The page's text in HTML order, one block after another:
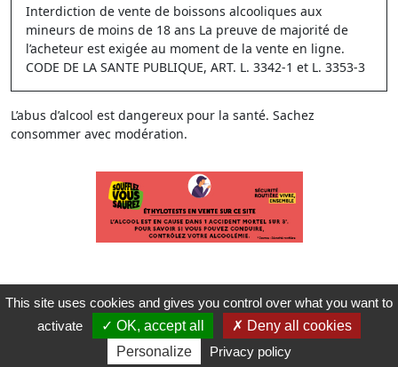
Interdiction de vente de boissons alcooliques aux
mineurs de moins de 18 ans La preuve de majorité de
l’acheteur est exigée au moment de la vente en ligne.
CODE DE LA SANTE PUBLIQUE, ART. L. 3342-1 et L. 3353-3
L’abus d’alcool est dangereux pour la santé. Sachez
consommer avec modération.
This site uses cookies and gives you control over what you want to
activate
OK, accept all
Deny all cookies
Personalize
Privacy policy